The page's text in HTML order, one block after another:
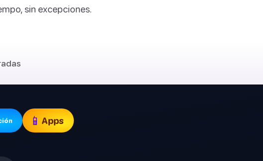
sin excepciones.
📱 Apps